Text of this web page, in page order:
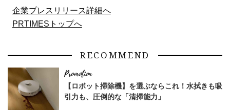
企業プレスリリース詳細へ
PRTIMESトップへ
RECOMMEND
【ロボット掃除機】を選ぶならこれ！水拭きも吸
引力も、圧倒的な「清掃能力」